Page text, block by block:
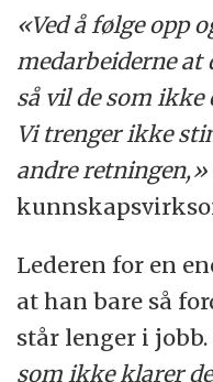
«Ved å følge opp
medarbeiderne at
så vil de som ikke
Vi trenger ikke
andre retningen,»
Lederen for en
at han bare så
står lenger i
som ikke klarer